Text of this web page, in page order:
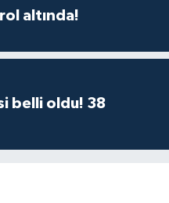
altında!
belli oldu! 38